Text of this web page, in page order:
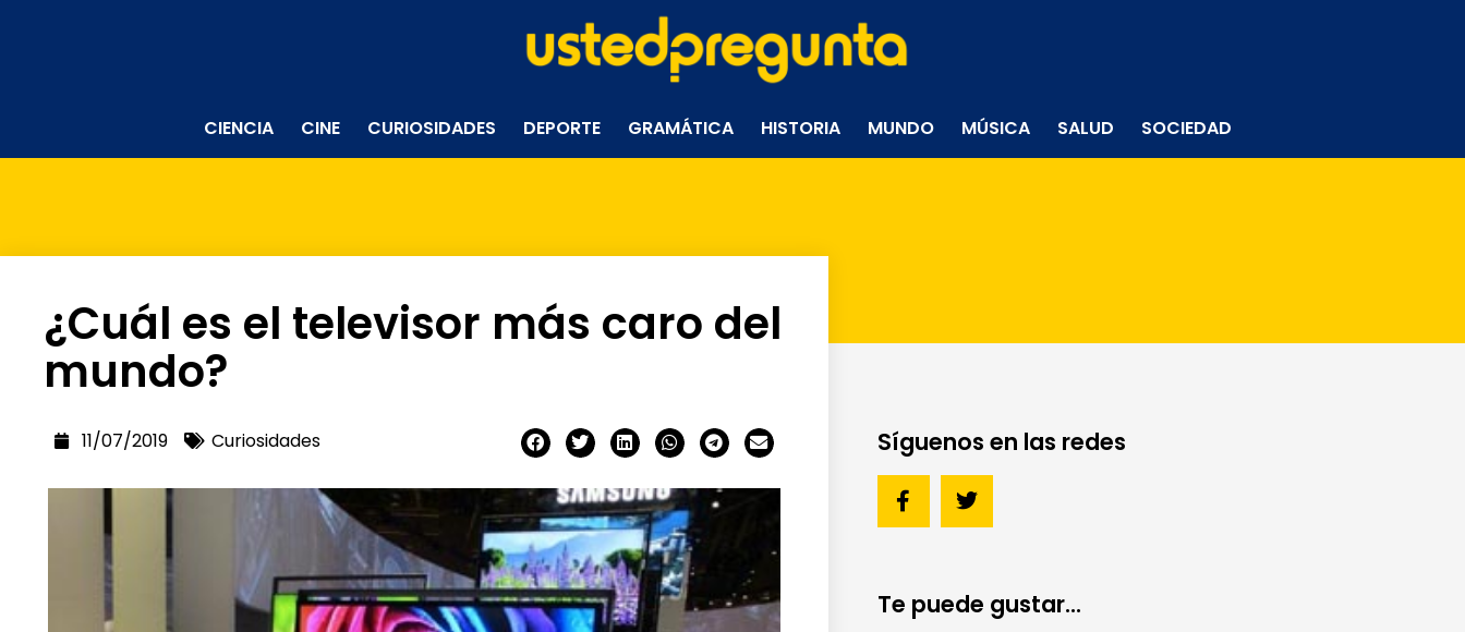
CIENCIA CINE CURIOSIDADES DEPORTE GRAMÁTICA HISTORIA MUNDO MÚSICA SALUD SOCIEDAD
¿Cuál es el televisor más caro del
mundo?
11/07/2019 Curiosidades Síguenos en las redes
Te puede gustar...